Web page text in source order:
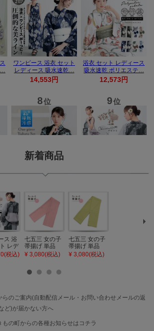
新着商品
ス 浴
レデ
水速
ラン
の葉
ぎ・
イズ
税込)
七五三 女の子
帯揚げ 単品
「灰桃色」日
びあげ 和装 着
HI オリジナル
【メール便不
可】
¥ 3,080(税込)
七五三 女の子
帯揚げ 単品
「若葉色」日
HI オリジナル
【メール便不
¥ 3,080(税込)
HI オリジナル
【メール便不
のご案内(自動配信メール・お問い合わせメールの返
ど)が届かない方へ
の町からの各種お知らせはコチラ